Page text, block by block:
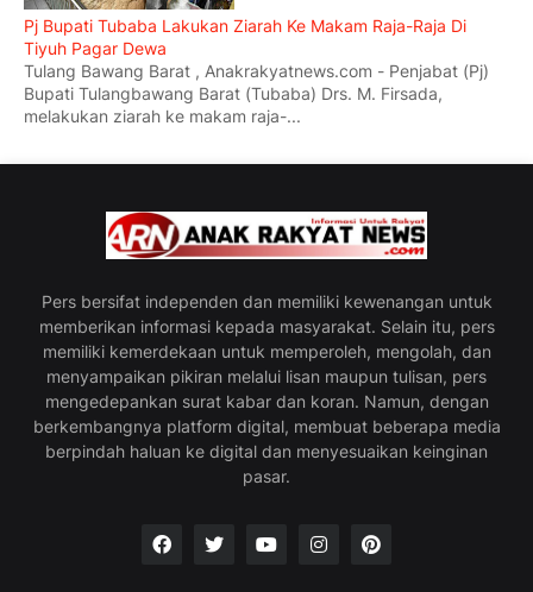
Pj Bupati Tubaba Lakukan Ziarah Ke Makam Raja-Raja Di
Tiyuh Pagar Dewa
Tulang Bawang Barat , Anakrakyatnews.com - Penjabat (Pj)
Bupati Tulangbawang Barat (Tubaba) Drs. M. Firsada,
melakukan ziarah ke makam raja-...
Pers bersifat independen dan memiliki kewenangan untuk
memberikan informasi kepada masyarakat. Selain itu, pers
memiliki kemerdekaan untuk memperoleh, mengolah, dan
menyampaikan pikiran melalui lisan maupun tulisan, pers
mengedepankan surat kabar dan koran. Namun, dengan
berkembangnya platform digital, membuat beberapa media
berpindah haluan ke digital dan menyesuaikan keinginan
pasar.